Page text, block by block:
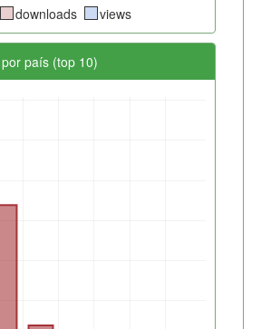
downloads views
país (top 10)